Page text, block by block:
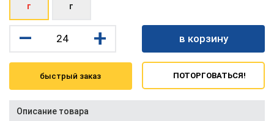
г
г
– + в корзину
быстрый заказ ПОТОРГОВАТЬСЯ!
Описание товара